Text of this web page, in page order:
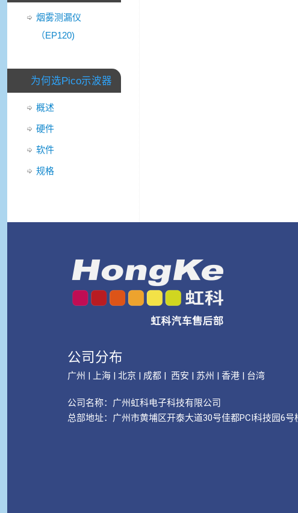
烟雾测漏仪
（EP120)
为何选Pico示波器
概述
硬件
软件
规格
公司分布
广州 | 上海 | 北京 | 成都 | 西安 | 苏州 | 香港 | 台湾
公司名称： 广州虹科电子科技有限公司
总部地址：广州市黄埔区开泰大道30号佳都PCI科技园6号